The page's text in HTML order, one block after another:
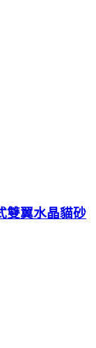
雙翼水晶貓砂